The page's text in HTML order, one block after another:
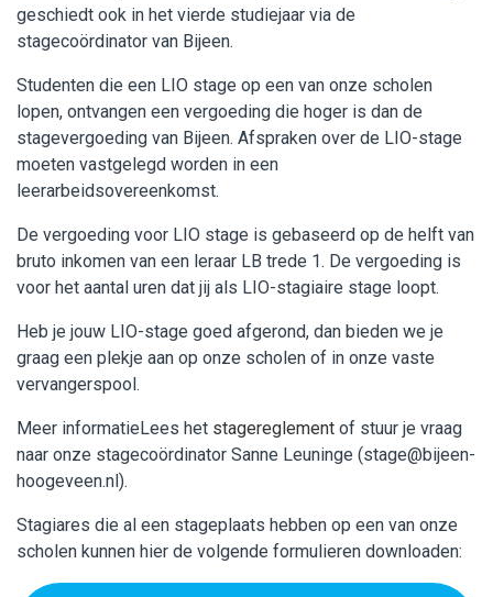
geschiedt ook in het vierde studiejaar via de
stagecoördinator van Bijeen.
Studenten die een LIO stage op een van onze scholen
lopen, ontvangen een vergoeding die hoger is dan de
stagevergoeding van Bijeen. Afspraken over de LIO-stage
moeten vastgelegd worden in een
leerarbeidsovereenkomst.
De vergoeding voor LIO stage is gebaseerd op de helft van
bruto inkomen van een leraar LB trede 1. De vergoeding is
voor het aantal uren dat jij als LIO-stagiaire stage loopt.
Heb je jouw LIO-stage goed afgerond, dan bieden we je
graag een plekje aan op onze scholen of in onze vaste
vervangerspool.
Meer informatieLees het stagereglement of stuur je vraag
naar onze stagecoördinator Sanne Leuninge (stage@bijeen-
hoogeveen.nl).
Stagiares die al een stageplaats hebben op een van onze
scholen kunnen hier de volgende formulieren downloaden: